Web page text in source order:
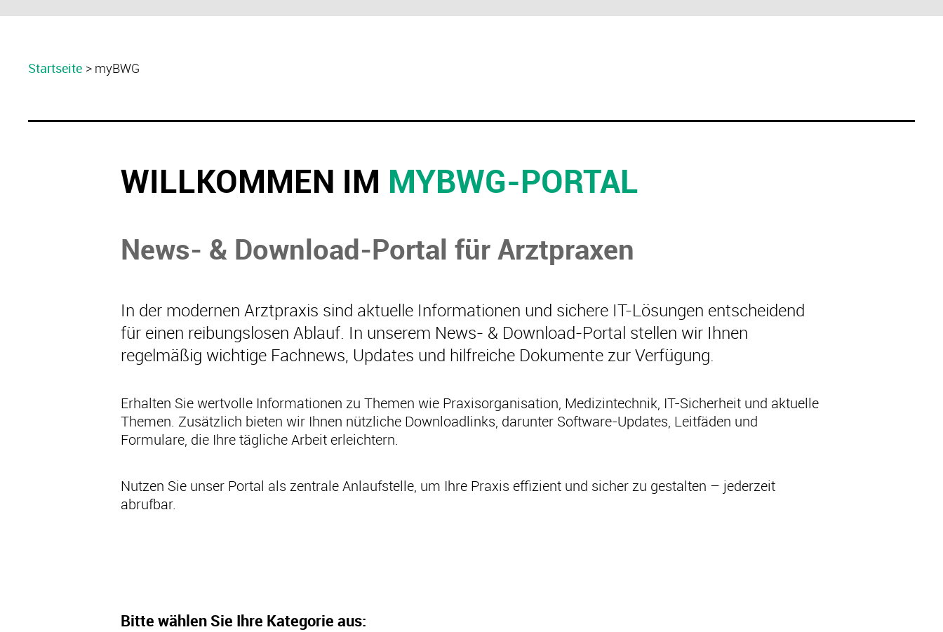
Startseite myBWG
WILLKOMMEN IM MYBWG-PORTAL
News- & Download-Portal für Arztpraxen
In der modernen Arztpraxis sind aktuelle Informationen und sichere IT-Lösungen entscheidend
für einen reibungslosen Ablauf. In unserem News- & Download-Portal stellen wir Ihnen
regelmäßig wichtige Fachnews, Updates und hilfreiche Dokumente zur Verfügung.
Erhalten Sie wertvolle Informationen zu Themen wie Praxisorganisation, Medizintechnik, IT-Sicherheit und aktuelle
Themen. Zusätzlich bieten wir Ihnen nützliche Downloadlinks, darunter Software-Updates, Leitfäden und
Formulare, die Ihre tägliche Arbeit erleichtern.
Nutzen Sie unser Portal als zentrale Anlaufstelle, um Ihre Praxis effizient und sicher zu gestalten – jederzeit
abrufbar.
Bitte wählen Sie Ihre Kategorie aus: